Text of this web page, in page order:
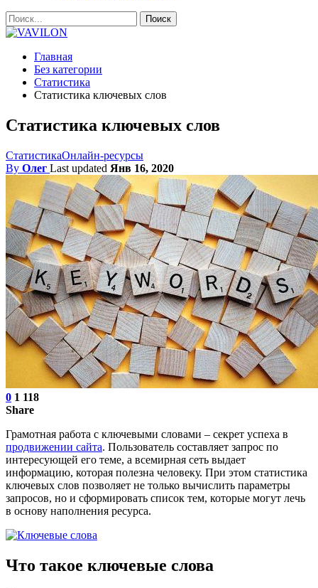
Главная
Без категории
Статистика
Статистика ключевых слов
Статистика ключевых слов
СтатистикаОнлайн-ресурсы
By Олег Last updated Янв 16, 2020
0 1 118
Share
Грамотная работа с ключевыми словами – секрет успеха в
продвижении сайта. Пользователь составляет запрос по
интересующей его теме, а всемирная сеть выдает
информацию, которая полезна человеку. При этом статистика
ключевых слов позволяет не только вычислить параметры
запросов, но и сформировать список тем, которые могут лечь
в основу наполнения ресурса.
Что такое ключевые слова